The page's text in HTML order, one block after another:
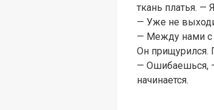
ткань платья.
— Уже не
— Между нами с
Он прищурился.
— Ошибаешься,
начинается.